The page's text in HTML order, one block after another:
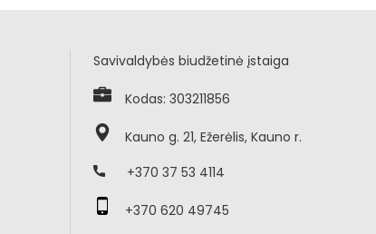
Savivaldybės biudžetinė įstaiga
Kodas: 303211856
Kauno g. 21, Ežerėlis, Kauno r.
+370 37 53 4114
+370 620 49745